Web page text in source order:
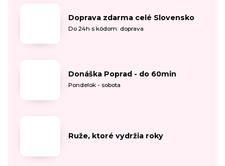
Doprava zdarma celé Slovensko
Do 24h s kódom: doprava
Donáška Poprad - do 60min
Pondelok - sobota
Ruže, ktoré vydržia roky